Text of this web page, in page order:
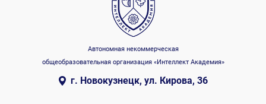
Автономная некоммерческая
общеобразовательная организация «Интеллект Академия»
г. Новокузнецк, ул. Кирова, 36